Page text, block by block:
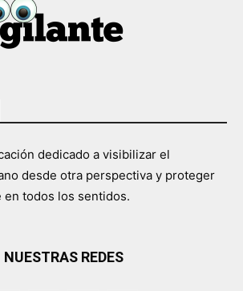
dedicado a visibilizar el
desde otra perspectiva y proteger
todos los sentidos.
NUESTRAS REDES